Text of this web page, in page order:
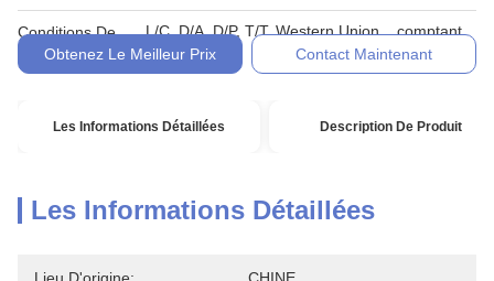
Conditions De
Paiement:
L/C, D/A, D/P, T/T, Western Union, , comptant,
engagement
Obtenez Le Meilleur Prix Contact Maintenant
Les Informations Détaillées Description De Produit
Les Informations Détaillées